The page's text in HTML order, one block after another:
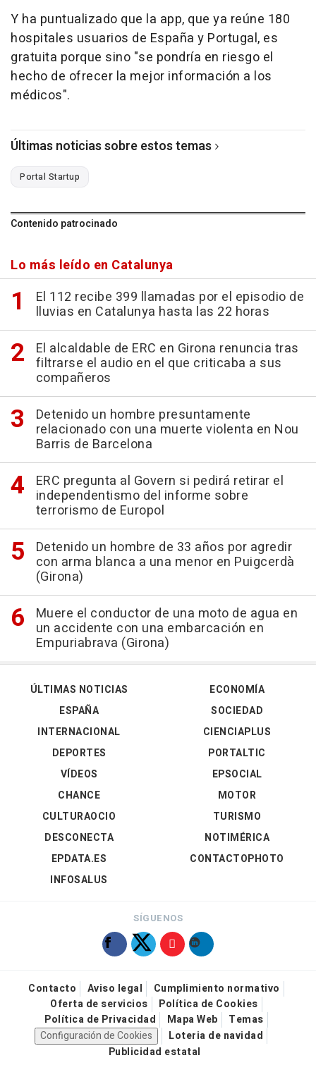
Y ha puntualizado que la app, que ya reúne 180
hospitales usuarios de España y Portugal, es
gratuita porque sino "se pondría en riesgo el
hecho de ofrecer la mejor información a los
médicos".
Últimas noticias sobre estos temas
Portal Startup
Contenido patrocinado
Lo más leído en Catalunya
El 112 recibe 399 llamadas por el episodio de
lluvias en Catalunya hasta las 22 horas
El alcaldable de ERC en Girona renuncia tras
filtrarse el audio en el que criticaba a sus
compañeros
Detenido un hombre presuntamente
relacionado con una muerte violenta en Nou
Barris de Barcelona
ERC pregunta al Govern si pedirá retirar el
independentismo del informe sobre
terrorismo de Europol
Detenido un hombre de 33 años por agredir
con arma blanca a una menor en Puigcerdà
(Girona)
Muere el conductor de una moto de agua en
un accidente con una embarcación en
Empuriabrava (Girona)
ÚLTIMAS NOTICIAS
ESPAÑA
INTERNACIONAL
DEPORTES
VÍDEOS
ECONOMÍA
SOCIEDAD
CIENCIAPLUS
PORTALTIC
EPSOCIAL
CHANCE
CULTURAOCIO
DESCONECTA
EPDATA.ES
INFOSALUS
MOTOR
TURISMO
NOTIMÉRICA
CONTACTOPHOTO
SÍGUENOS
Contacto Aviso legal
Cumplimiento normativo
Oferta de servicios
Política de Cookies
Política de Privacidad
Mapa Web
Temas
Configuración de Cookies
Loteria de navidad
Publicidad estatal